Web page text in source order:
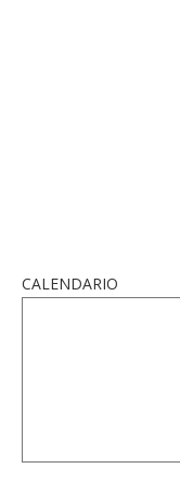
CALENDARIO